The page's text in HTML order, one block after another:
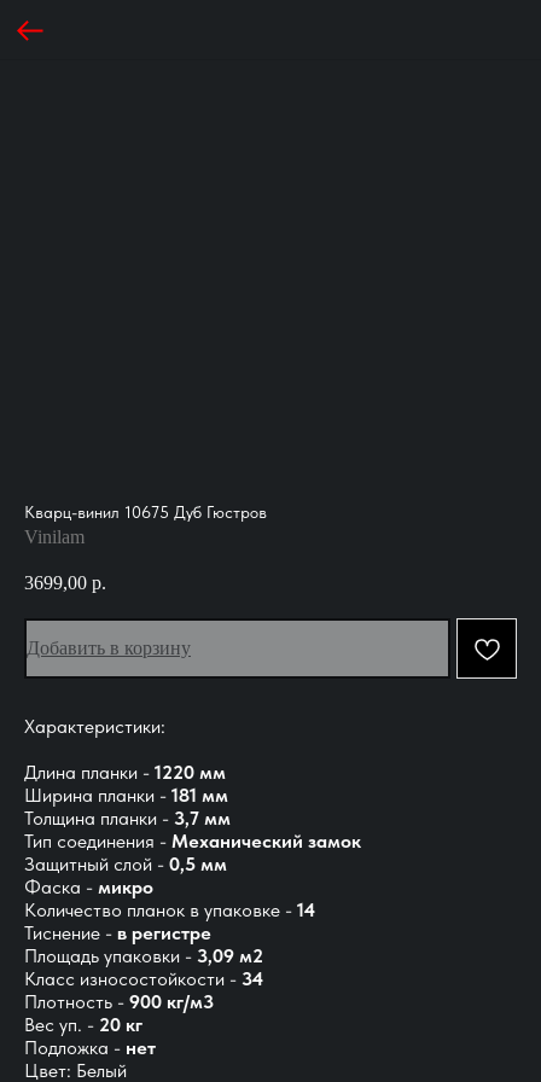
Кварц-винил 10675 Дуб Гюстров
Vinilam
3699,00 р.
Добавить в корзину
Характеристики:
Длина планки - 1220 мм
Ширина планки - 181 мм
Толщина планки - 3,7 мм
Тип соединения - Механический замок
Защитный слой - 0,5 мм
Фаска - микро
Количество планок в упаковке - 14
Тиснение - в регистре
Площадь упаковки - 3,09 м2
Класс износостойкости - 34
Плотность - 900 кг/м3
Вес уп. - 20 кг
Подложка - нет
Цвет: Белый